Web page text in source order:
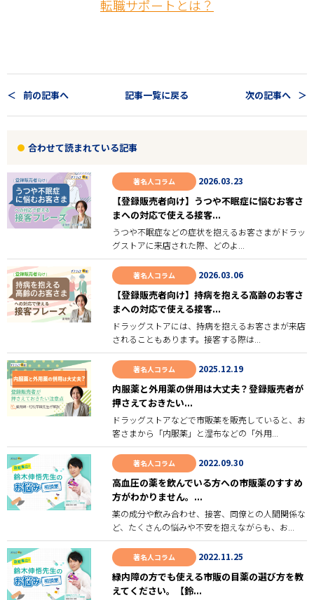
転職サポートとは？
前の記事へ 記事一覧に戻る 次の記事へ
合わせて読まれている記事
著名人コラム 2026.03.23
【登録販売者向け】うつや不眠症に悩むお客さ
まへの対応で使える接客...
うつや不眠症などの症状を抱えるお客さまがドラッ
グストアに来店された際、どのよ...
著名人コラム 2026.03.06
【登録販売者向け】持病を抱える高齢のお客さ
まへの対応で使える接客...
ドラッグストアには、持病を抱えるお客さまが来店
されることもあります。接客する際は...
著名人コラム 2025.12.19
内服薬と外用薬の併用は大丈夫？登録販売者が
押さえておきたい...
ドラッグストアなどで市販薬を販売していると、お
客さまから「内服薬」と湿布などの「外用...
著名人コラム 2022.09.30
高血圧の薬を飲んでいる方への市販薬のすすめ
方がわかりません。...
薬の成分や飲み合わせ、接客、同僚との人間関係な
ど、たくさんの悩みや不安を抱えながらも、お...
著名人コラム 2022.11.25
緑内障の方でも使える市販の目薬の選び方を教
えてください。【鈴...